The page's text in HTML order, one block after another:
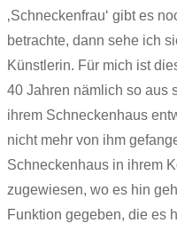
‚Schneckenfrau‘ gibt es
betrachte, dann sehe ich
Künstlerin. Für mich ist
40 Jahren nämlich so aus
ihrem Schneckenhaus
nicht mehr von ihm
Schneckenhaus in ihrem
zugewiesen, wo es hin
Funktion gegeben, die es